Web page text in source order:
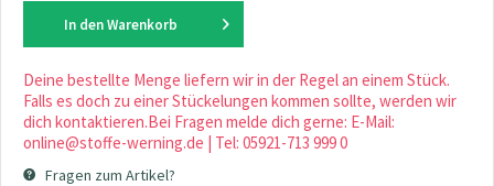
In den Warenkorb
Deine bestellte Menge liefern wir in der Regel an einem Stück.
Falls es doch zu einer Stückelungen kommen sollte, werden wir
dich kontaktieren.Bei Fragen melde dich gerne: E-Mail:
online@stoffe-werning.de | Tel: 05921-713 999 0
Fragen zum Artikel?